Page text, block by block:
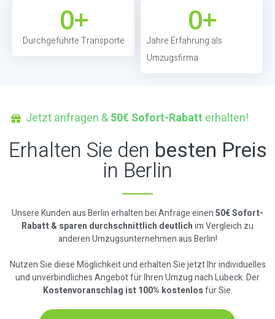
Durchgeführte Transporte
0+
Jahre Erfahrung als
Umzugsfirma
0+
Jetzt anfragen &50€ Sofort-Rabatt erhalten!
Erhalten Sie den besten Preis
in Berlin
Unsere Kunden aus Berlin erhalten bei Anfrage einen50€ Sofort-
Rabatt & sparen durchschnittlich deutlichim Vergleich zu
anderen Umzugsunternehmen aus Berlin!
Nutzen Sie diese Möglichkeit und erhalten Sie jetzt Ihr individuelles
und unverbindliches Angebot für Ihren Umzug nach Lübeck. Der
Kostenvoranschlag ist 100% kostenlosfür Sie.